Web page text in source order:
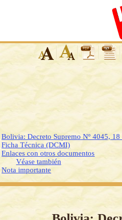
Bolivia: Decreto Supremo Nº 4045, 18
Ficha Técnica (DCMI)
Enlaces con otros documentos
Véase también
Nota importante